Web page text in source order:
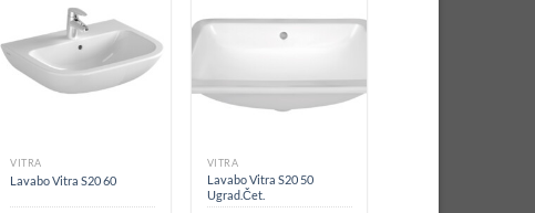
VITRA
Lavabo Vitra S20 60
VITRA
Lavabo Vitra S20 50
Ugrad.Čet.